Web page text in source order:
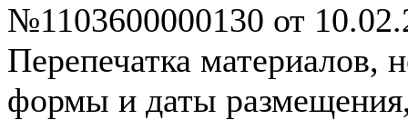
№1103600000130 от
Перепечатка материалов,
формы и даты